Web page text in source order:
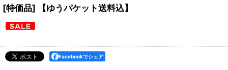
[特価品] 【ゆうパケット送料込】
Facebookでシェア